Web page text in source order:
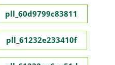
pll_60d9799c83811
pll_61232e233410f